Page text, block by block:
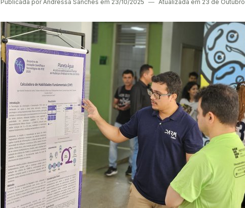
Publicada por Andressa Sanches em 23/10/2025 ― Atualizada em 23 de